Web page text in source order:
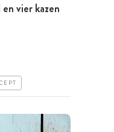
vier kazen